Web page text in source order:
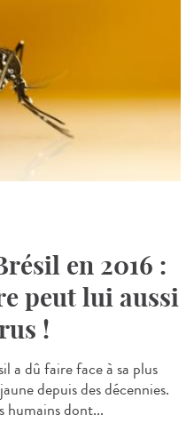
en 2016 :
peut lui aussi
!
a dû faire face à sa plus
depuis des décennies.
dont...